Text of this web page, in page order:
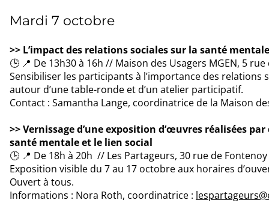
Mardi 7 octobre
>> L’impact des relations sociales sur la santé mentale
🕒 📍 De 13h30 à 16h // Maison des Usagers MGEN, 5 rue
Sensibiliser les participants à l’importance des relations
autour d’une table-ronde et d’un atelier participatif.
Contact : Samantha Lange, coordinatrice de la Maison
>> Vernissage d’une exposition d’œuvres réalisées
santé mentale et le lien social
🕒 📍 De 18h à 20h // Les Partageurs, 30 rue de
Exposition visible du 7 au 17 octobre aux horaires
Ouvert à tous.
Informations : Nora Roth, coordinatrice :